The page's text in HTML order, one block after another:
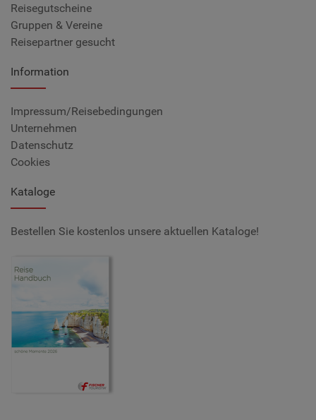
Reisegutscheine
Gruppen & Vereine
Reisepartner gesucht
Information
Impressum/Reisebedingungen
Unternehmen
Datenschutz
Cookies
Kataloge
Bestellen Sie kostenlos unsere aktuellen Kataloge!